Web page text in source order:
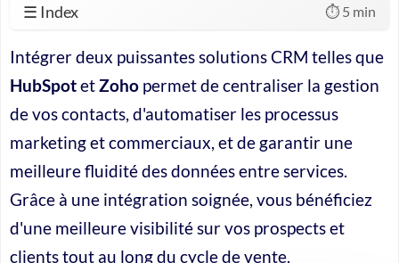
☰ Index ⏱️ 5 min
Intégrer deux puissantes solutions CRM telles que
HubSpotetZoho permet de centraliser la gestion
de vos contacts, d'automatiser les processus
marketing et commerciaux, et de garantir une
meilleure fluidité des données entre services.
Grâce à une intégration soignée, vous bénéficiez
d'une meilleure visibilité sur vos prospects et
clients tout au long du cycle de vente.